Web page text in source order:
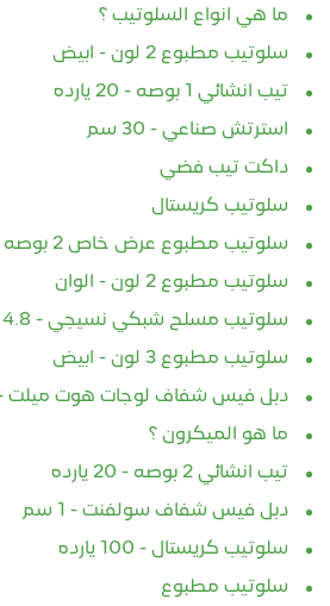
ما هي انواع السلوتيب ؟
سلوتيب مطبوع 2 لون - ابيض
تيب انشائي 1 بوصه - 20 يارده
استرتش صناعي - 30 سم
داكت تيب فضي
سلوتيب كريستال
سلوتيب مطبوع عرض خاص 2 بوصه
سلوتيب مطبوع 2 لون - الوان
سلوتيب مسلح شبكي نسيجي - 4.8 سم
سلوتيب مطبوع 3 لون - ابيض
دبل فيس شفاف لوجات هوت ميلت - 25 سم
ما هو الميكرون ؟
تيب انشائي 2 بوصه - 20 يارده
دبل فيس شفاف سولفنت - 1 سم
سلوتيب كريستال - 100 يارده
سلوتيب مطبوع